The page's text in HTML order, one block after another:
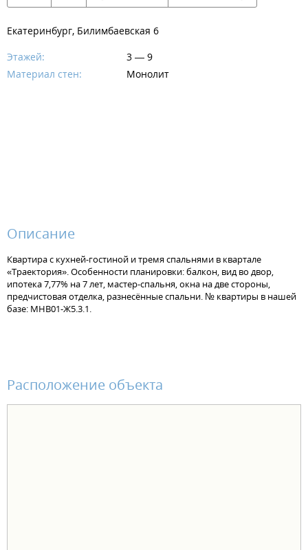
Екатеринбург, Билимбаевская 6
Этажей:
3 — 9
Материал стен:
Монолит
Описание
Квартира с кухней-гостиной и тремя спальнями в квартале
«Траектория». Особенности планировки: балкон, вид во двор,
ипотека 7,77% на 7 лет, мастер-спальня, окна на две стороны,
предчистовая отделка, разнесённые спальни. № квартиры в нашей
базе: МНВ01-Ж5.3.1.
Расположение объекта